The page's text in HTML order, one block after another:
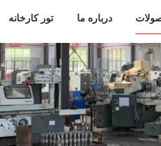
درباره ما تور کارخانه